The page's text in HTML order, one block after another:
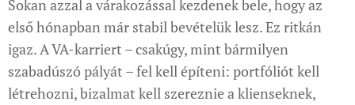
Sokan azzal a várakozással kezdenek bele, hogy az
első hónapban már stabil bevételük lesz. Ez ritkán
igaz. A VA-karriert – csakúgy, mint bármilyen
szabadúszó pályát – fel kell építeni: portfóliót kell
létrehozni, bizalmat kell szereznie a klienseknek,